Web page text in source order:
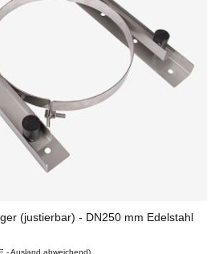
(justierbar) - DN250 mm Edelstahl